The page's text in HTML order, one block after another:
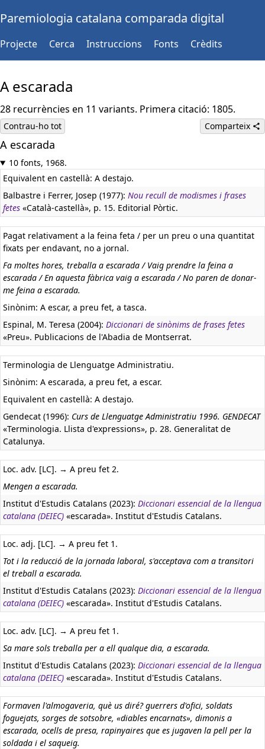
Paremiologia catalana comparada digital
Projecte Cerca Instruccions Fonts Crèdits
A escarada
28 recurrències en 11 variants. Primera citació: 1805.
Contrau-ho tot Comparteix
A escarada
10 fonts, 1968.
Equivalent en castellà: A destajo.
Balbastre i Ferrer, Josep (1977): Nou recull de modismes i frases
fetes «Català-castellà», p. 15. Editorial Pòrtic.
Pagat relativament a la feina feta / per un preu o una quantitat
fixats per endavant, no a jornal.
Fa moltes hores, treballa a escarada / Vaig prendre la feina a
escarada / En aquesta fàbrica vaig a escarada / No paren de donar-
me feina a escarada.
Sinònim: A escar, a preu fet, a tasca.
Espinal, M. Teresa (2004): Diccionari de sinònims de frases fetes
«Preu». Publicacions de l'Abadia de Montserrat.
Terminologia de Llenguatge Administratiu.
Sinònim: A escarada, a preu fet, a escar.
Equivalent en castellà: A destajo.
Gendecat (1996): Curs de Llenguatge Administratiu 1996. GENDECAT
«Terminologia. Llista d'expressions», p. 28. Generalitat de
Catalunya.
Loc. adv. [LC]. → A preu fet 2.
Mengen a escarada.
Institut d'Estudis Catalans (2023): Diccionari essencial de la llengua
catalana (DEIEC) «escarada». Institut d'Estudis Catalans.
Loc. adj. [LC]. → A preu fet 1.
Tot i la reducció de la jornada laboral, s'acceptava com a transitori
el treball a escarada.
Institut d'Estudis Catalans (2023): Diccionari essencial de la llengua
catalana (DEIEC) «escarada». Institut d'Estudis Catalans.
Loc. adv. [LC]. → A preu fet 1.
Sa mare sols treballa per a ell qualque dia, a escarada.
Institut d'Estudis Catalans (2023): Diccionari essencial de la llengua
catalana (DEIEC) «escarada». Institut d'Estudis Catalans.
Formaven l'almogaveria, què us diré? guerrers d'ofici, soldats
foguejats, sorges de sotsobre, «diables encarnats», dimonis a
escarada, ocells de presa, rapinyaires que es jugaven la pell per la
soldada i el saqueig.